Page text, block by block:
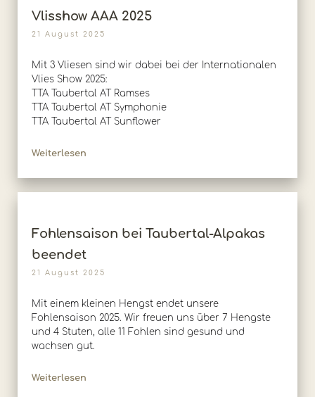
Vlisshow AAA 2025
21 August 2025
Mit 3 Vliesen sind wir dabei bei der Internationalen
Vlies Show 2025:
TTA Taubertal AT Ramses
TTA Taubertal AT Symphonie
TTA Taubertal AT Sunflower
Weiterlesen
Fohlensaison bei Taubertal-Alpakas
beendet
21 August 2025
Mit einem kleinen Hengst endet unsere
Fohlensaison 2025. Wir freuen uns über 7 Hengste
und 4 Stuten, alle 11 Fohlen sind gesund und
wachsen gut.
Weiterlesen